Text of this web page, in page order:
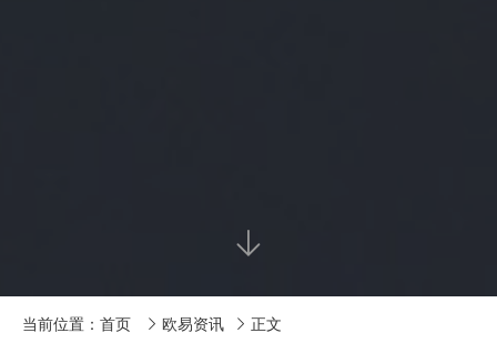

当前位置： 首页  欧易资讯  正文